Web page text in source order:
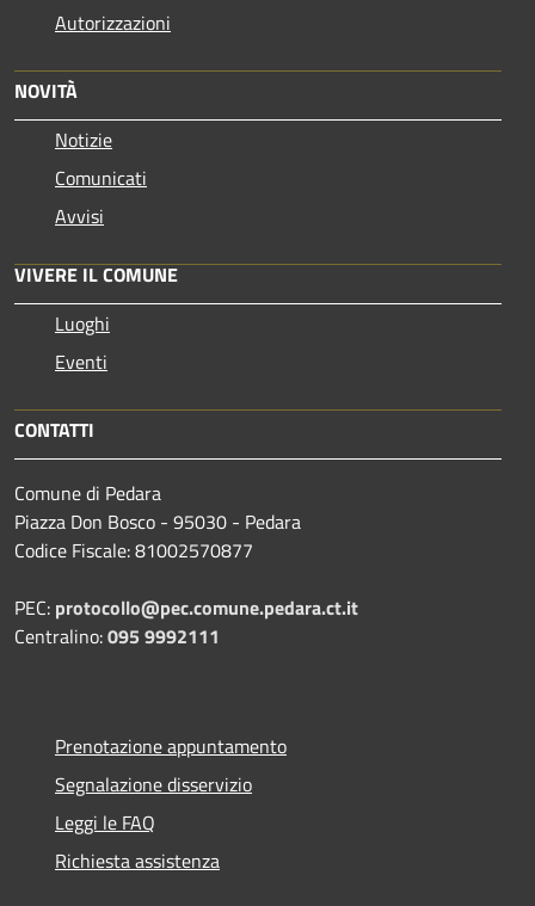
Autorizzazioni
NOVITÀ
Notizie
Comunicati
Avvisi
VIVERE IL COMUNE
Luoghi
Eventi
CONTATTI
Comune di Pedara
Piazza Don Bosco - 95030 - Pedara
Codice Fiscale: 81002570877
PEC: protocollo@pec.comune.pedara.ct.it
Centralino:095 9992111
Prenotazione appuntamento
Segnalazione disservizio
Leggi le FAQ
Richiesta assistenza